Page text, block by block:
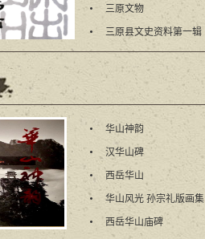
三原文物
三原县文史资料第一辑
华山神韵
汉华山碑
西岳华山
华山风光 孙宗礼版画集
西岳华山庙碑